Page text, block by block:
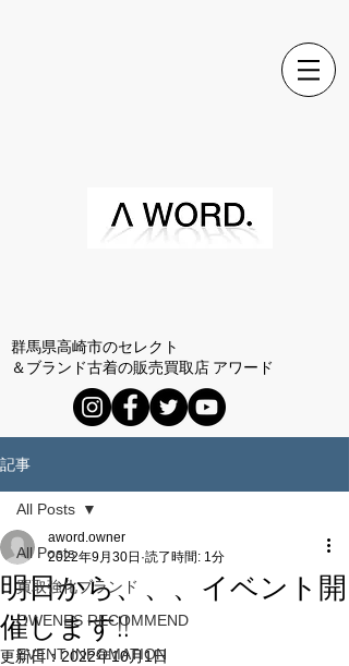
群馬県高崎市のセレクト
＆ブランド古着の販売買取店 アワード
記事
All Posts
買取強化ブランド
OWENES RECOMMEND
EVENT INFOMATION
All Posts
明日から、、、イベント開
催します!!
aword.owner
2022年9月30日 読了時間: 1分
更新日：2022年10月1日